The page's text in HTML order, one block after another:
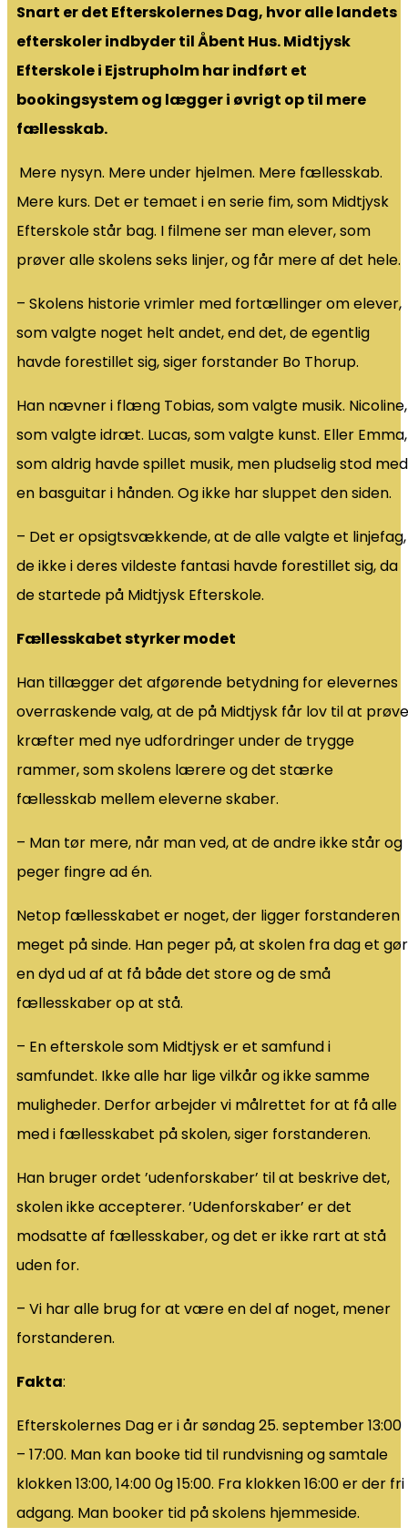
Snart er det Efterskolernes Dag, hvor alle landets
efterskoler indbyder til Åbent Hus. Midtjysk
Efterskole i Ejstrupholm har indført et
bookingsystem og lægger i øvrigt op til mere
fællesskab.
Mere nysyn. Mere under hjelmen. Mere fællesskab.
Mere kurs. Det er temaet i en serie fim, som Midtjysk
Efterskole står bag. I filmene ser man elever, som
prøver alle skolens seks linjer, og får mere af det hele.
– Skolens historie vrimler med fortællinger om elever,
som valgte noget helt andet, end det, de egentlig
havde forestillet sig, siger forstander Bo Thorup.
Han nævner i flæng Tobias, som valgte musik. Nicoline,
som valgte idræt. Lucas, som valgte kunst. Eller Emma,
som aldrig havde spillet musik, men pludselig stod med
en basguitar i hånden. Og ikke har sluppet den siden.
– Det er opsigtsvækkende, at de alle valgte et linjefag,
de ikke i deres vildeste fantasi havde forestillet sig, da
de startede på Midtjysk Efterskole.
Fællesskabet styrker modet
Han tillægger det afgørende betydning for elevernes
overraskende valg, at de på Midtjysk får lov til at prøve
kræfter med nye udfordringer under de trygge
rammer, som skolens lærere og det stærke
fællesskab mellem eleverne skaber.
– Man tør mere, når man ved, at de andre ikke står og
peger fingre ad én.
Netop fællesskabet er noget, der ligger forstanderen
meget på sinde. Han peger på, at skolen fra dag et gør
en dyd ud af at få både det store og de små
fællesskaber op at stå.
– En efterskole som Midtjysk er et samfund i
samfundet. Ikke alle har lige vilkår og ikke samme
muligheder. Derfor arbejder vi målrettet for at få alle
med i fællesskabet på skolen, siger forstanderen.
Han bruger ordet ’udenforskaber’ til at beskrive det,
skolen ikke accepterer. ’Udenforskaber’ er det
modsatte af fællesskaber, og det er ikke rart at stå
uden for.
– Vi har alle brug for at være en del af noget, mener
forstanderen.
Fakta:
Efterskolernes Dag er i år søndag 25. september 13:00
– 17:00. Man kan booke tid til rundvisning og samtale
klokken 13:00, 14:00 0g 15:00. Fra klokken 16:00 er der fri
adgang. Man booker tid på skolens hjemmeside.